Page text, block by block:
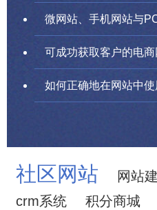
微网站、手机网站与
可成功获取客户的电商
如何正确地在网站中使
社区网站 网站
crm系统
积分商城